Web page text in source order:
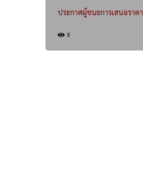
ประกาศผู้ชนะการเสนอราคา
8